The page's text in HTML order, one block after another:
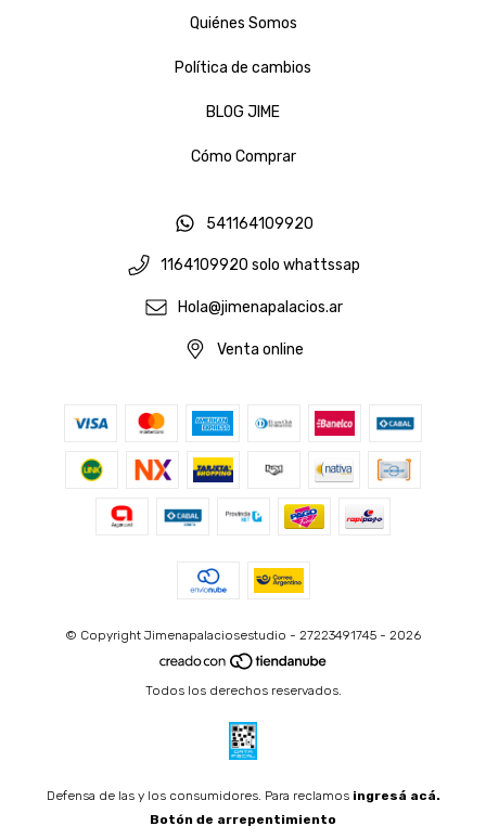
Quiénes Somos
Política de cambios
BLOG JIME
Cómo Comprar
541164109920
1164109920 solo whattssap
Hola@jimenapalacios.ar
Venta online
© Copyright Jimenapalaciosestudio - 27223491745 - 2026
Todos los derechos reservados.
Defensa de las y los consumidores. Para reclamos ingresá acá.
Botón de arrepentimiento